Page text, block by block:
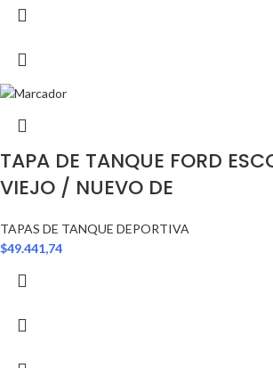
TAPA DE TANQUE FORD
VIEJO / NUEVO DE
TAPAS DE TANQUE DEPORTIVA
$49.441,74